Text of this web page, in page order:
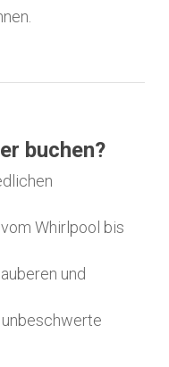
buchen?
Whirlpool bis
und